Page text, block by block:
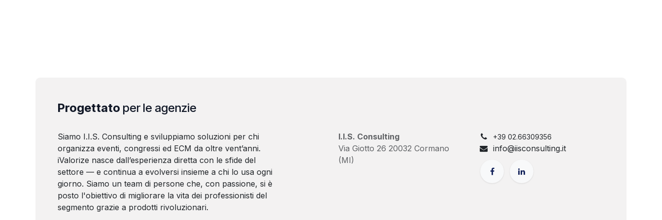
Progettato per le agenzie
Siamo I.I.S. Consulting e sviluppiamo soluzioni per chi
organizza eventi, congressi ed ECM da oltre vent’anni.
iValorize nasce dall’esperienza diretta con le sfide del
settore — e continua a evolversi insieme a chi lo usa ogni
giorno. Siamo un team di persone che, con passione, si è
posto l'obiettivo di migliorare la vita dei professionisti del
segmento grazie a prodotti rivoluzionari.
I.I.S. Consulting
Via Giotto 26 20032 Cormano
(MI)
+39 02.66309356
info@iisconsulting.it